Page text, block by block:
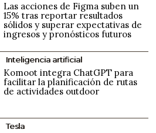
Las acciones de Figma suben un
15% tras reportar resultados
sólidos y superar expectativas de
ingresos y pronósticos futuros
Inteligencia artificial
Komoot integra ChatGPT para
facilitar la planificación de rutas
de actividades outdoor
Tesla